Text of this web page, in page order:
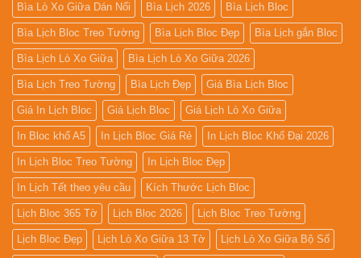
Bìa Lò Xo Giữa Dán Nổi Bìa Lịch 2026 Bìa Lịch Bloc
Bìa Lịch Bloc Treo Tường Bìa Lịch Bloc Đẹp Bìa Lịch gắn Bloc
Bìa Lịch Lò Xo Giữa Bìa Lịch Lò Xo Giữa 2026
Bìa Lịch Treo Tường Bìa Lịch Đẹp Giá Bìa Lịch Bloc
Giá In Lịch Bloc Giá Lịch Bloc Giá Lịch Lò Xo Giữa
In Bloc khổ A5 In Lịch Bloc Giá Rẻ In Lịch Bloc Khổ Đại 2026
In Lịch Bloc Treo Tường In Lịch Bloc Đẹp
In Lịch Tết theo yêu cầu Kích Thước Lịch Bloc
Lịch Bloc 365 Tờ Lịch Bloc 2026 Lịch Bloc Treo Tường
Lịch Bloc Đẹp Lịch Lò Xo Giữa 13 Tờ Lịch Lò Xo Giữa Bộ Số